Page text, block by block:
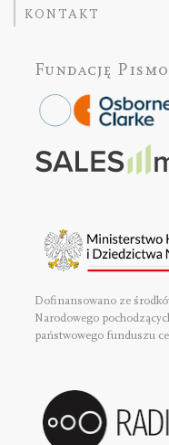
KONTAKT
Fundację Pismo
Dofinansowano ze
Narodowego
państwowego funduszu